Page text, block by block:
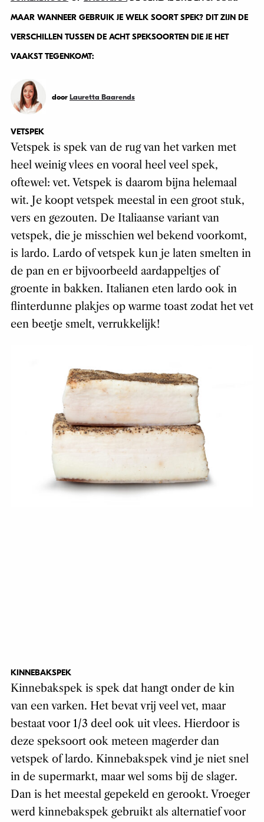
MAAR WANNEER GEBRUIK JE WELK SOORT SPEK? DIT ZIJN DE
VERSCHILLEN TUSSEN DE ACHT SPEKSOORTEN DIE JE HET
VAAKST TEGENKOMT:
door Lauretta Baarends
VETSPEK
Vetspek is spek van de rug van het varken met
heel weinig vlees en vooral heel veel spek,
oftewel: vet. Vetspek is daarom bijna helemaal
wit. Je koopt vetspek meestal in een groot stuk,
vers en gezouten. De Italiaanse variant van
vetspek, die je misschien wel bekend voorkomt,
is lardo. Lardo of vetspek kun je laten smelten in
de pan en er bijvoorbeeld aardappeltjes of
groente in bakken. Italianen eten lardo ook in
flinterdunne plakjes op warme toast zodat het vet
een beetje smelt, verrukkelijk!
KINNEBAKSPEK
Kinnebakspek is spek dat hangt onder de kin
van een varken. Het bevat vrij veel vet, maar
bestaat voor 1/3 deel ook uit vlees. Hierdoor is
deze speksoort ook meteen magerder dan
vetspek of lardo. Kinnebakspek vind je niet snel
in de supermarkt, maar wel soms bij de slager.
Dan is het meestal gepekeld en gerookt. Vroeger
werd kinnebakspek gebruikt als alternatief voor